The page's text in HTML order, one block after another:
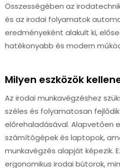
Összességében az
és az irodai folyamatok
eredményeként alakult ki,
hatékonyabb és modern
Milyen eszközök
Az irodai munkavégzéshez
széles és folyamatosan
előrehaladásával. Alapvetően
számítógépek és laptopok,
munkavégzés alapját képezik.
ergonomikus irodai bútorok,